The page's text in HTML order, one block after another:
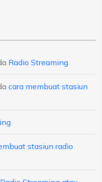
Radio Streaming
cara membuat stasiun
stasiun radio